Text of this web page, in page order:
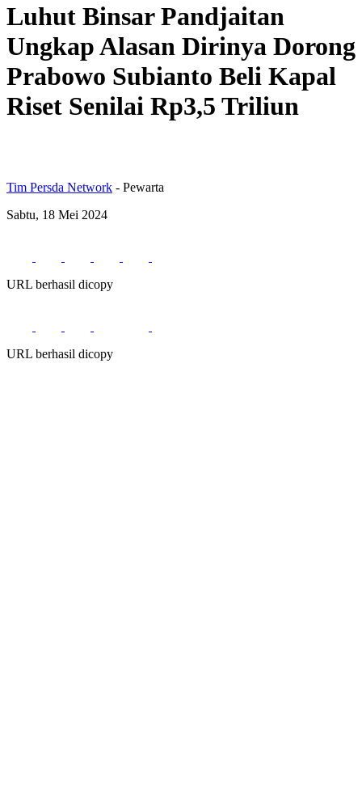
Luhut Binsar Pandjaitan
Ungkap Alasan Dirinya Dorong
Prabowo Subianto Beli Kapal
Riset Senilai Rp3,5 Triliun
Tim Persda Network - Pewarta
Sabtu, 18 Mei 2024
URL berhasil dicopy
URL berhasil dicopy